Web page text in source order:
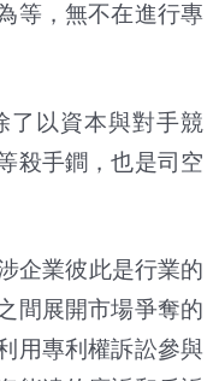
等，無不在進行專
以資本與對手競
殺手鐧，也是司空
企業彼此是行業的
間展開市場爭奪的
用專利權訴訟參與